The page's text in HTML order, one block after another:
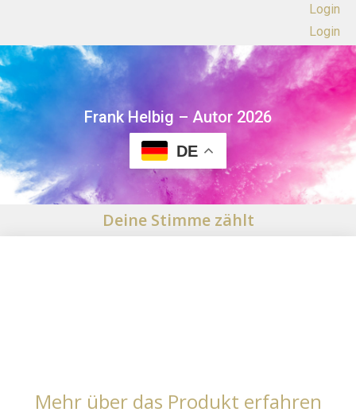
Login
Login
Frank Helbig – Autor 2026
DE
Deine Stimme zählt
Mehr über das Produkt erfahren